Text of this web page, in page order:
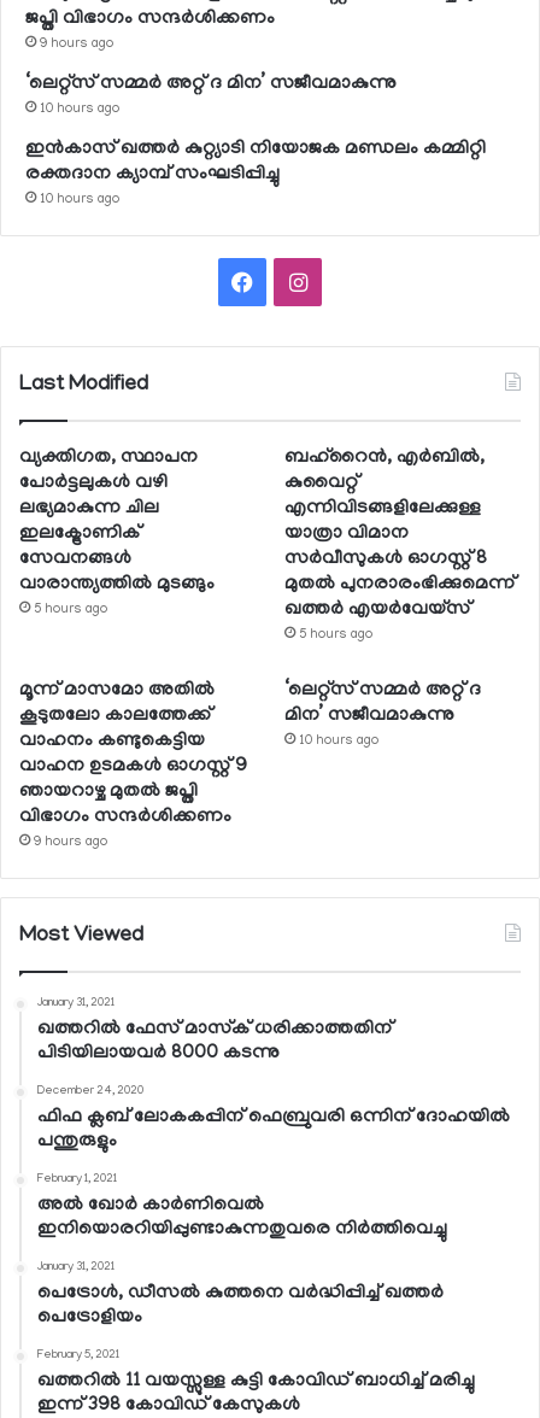
ജപ്തി വിഭാഗം സന്ദര്‍ശിക്കണം
9 hours ago
‘ലെറ്റ്‌സ് സമ്മര്‍ അറ്റ് ദ മിന’ സജീവമാകുന്നു
10 hours ago
ഇന്‍കാസ് ഖത്തര്‍ കുറ്റ്യാടി നിയോജക മണ്ഡലം കമ്മിറ്റി
രക്തദാന ക്യാമ്പ് സംഘടിപ്പിച്ചു
10 hours ago
FacebookInstagram
Last Modified
വ്യക്തിഗത, സ്ഥാപന
പോര്‍ട്ടലുകള്‍ വഴി
ലഭ്യമാകുന്ന ചില
ഇലക്ട്രോണിക്
സേവനങ്ങള്‍
വാരാന്ത്യത്തില്‍ മുടങ്ങും
5 hours ago
ബഹ്റൈന്‍, എര്‍ബില്‍,
കുവൈറ്റ്
എന്നിവിടങ്ങളിലേക്കുള്ള
യാത്രാ വിമാന
സര്‍വീസുകള്‍ ഓഗസ്റ്റ് 8
മുതല്‍ പുനരാരംഭിക്കുമെന്ന്
ഖത്തര്‍ എയര്‍വേയ്സ്
5 hours ago
മൂന്ന് മാസമോ അതില്‍
കൂടുതലോ കാലത്തേക്ക്
വാഹനം കണ്ടുകെട്ടിയ
വാഹന ഉടമകള്‍ ഓഗസ്റ്റ് 9
ഞായറാഴ്ച മുതല്‍ ജപ്തി
വിഭാഗം സന്ദര്‍ശിക്കണം
9 hours ago
‘ലെറ്റ്‌സ് സമ്മര്‍ അറ്റ് ദ
മിന’ സജീവമാകുന്നു
10 hours ago
Most Viewed
January 31, 2021
ഖത്തറില്‍ ഫേസ് മാസ്‌ക് ധരിക്കാത്തതിന്
പിടിയിലായവര്‍ 8000 കടന്നു
December 24, 2020
ഫിഫ ക്ലബ് ലോകകപ്പിന് ഫെബ്രുവരി ഒന്നിന് ദോഹയില്‍
പന്തുരുളും
February 1, 2021
അല്‍ ഖോര്‍ കാര്‍ണിവെല്‍
ഇനിയൊരറിയിപ്പുണ്ടാകുന്നതുവരെ നിര്‍ത്തിവെച്ചു
January 31, 2021
പെട്രോള്‍, ഡീസല്‍ കുത്തനെ വര്‍ദ്ധിപ്പിച്ച് ഖത്തര്‍
പെട്രോളിയം
February 5, 2021
ഖത്തറില്‍ 11 വയസ്സുള്ള കുട്ടി കോവിഡ് ബാധിച്ച് മരിച്ചു
ഇന്ന് 398 കോവിഡ് കേസുകള്‍